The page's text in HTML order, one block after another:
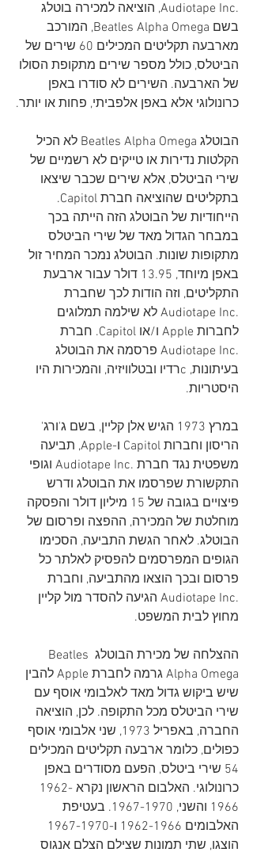
.Audiotape Inc, הוציאה למכירה בוטלג
בשם Beatles Alpha Omega, המורכב
מארבעה תקליטים המכילים 60 שירים של
הביטלס, כולל מספר שירים מתקופת הסולו
של הארבעה. השירים לא סודרו באפן
כרונולוגי אלא באפן אלפביתי, פחות או יותר.
הבוטלג Beatles Alpha Omega לא הכיל
הקלטות נדירות או טייקים לא רשמיים של
שירי הביטלס, אלא שירים שכבר שיצאו
בתקליטים שהוציאה חברת Capitol.
הייחודיות של הבוטלג הזה הייתה בכך
במבחר הגדול מאד של שירי הביטלס
מתקופות שונות. הבוטלג נמכר המחיר זול
באפן מיוחד, 13.95 דולר עבור ארבעת
התקליטים, וזה הודות לכך שחברת
.Audiotape Inc לא שילמה תמלוגים
לחברות Apple ו/או Capitol. חברת
.Audiotape Inc פרסמה את הבוטלג
בעיתונות, cרדיו ובטלוויזיה, והמכירות היו
היסטריות.
במרץ 1973 הגיש אלן קליין, בשם ג'ורג'
הריסון וחברות Capitol ו-Apple, תביעה
משפטית נגד חברת .Audiotape Inc וגופי
התקשורת שפרסמו את הבוטלג ודרש
פיצויים בגובה של 15 מיליון דולר והפסקה
מוחלטת של המכירה, ההפצה ופרסום של
הבוטלג. לאחר הגשת התביעה, הסכימו
הגופים המפרסמים להפסיק לאלתר כל
פרסום ובכך הוצאו מהתביעה, וחברת
.Audiotape Inc הגיעה להסדר מול קליין
מחוץ לבית המשפט.
ההצלחה של מכירת הבוטלג Beatles
Alpha Omega גרמה לחברת Apple להבין
שיש ביקוש גדול מאד לאלבומי אוסף עם
שירי הביטלס מכל התקופה. לכן, הוציאה
החברה, באפריל 1973, שני אלבומי אוסף
כפולים, כלומר ארבעה תקליטים המכילים
54 שירי ביטלס, הפעם מסודרים באפן
כרונולוגי. האלבום הראשון נקרא 1962-
1966 והשני, 1967-1970. בעטיפת
הוצגו, שתי תמונות שצילם הצלם אנגוס